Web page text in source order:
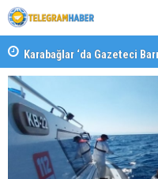
Karabağlar ‘da Gazeteci